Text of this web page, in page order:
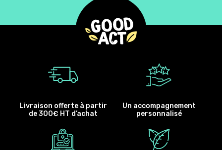
Livraison offerte à partir
de 300€ HT d’achat
Un accompagnement
personnalisé